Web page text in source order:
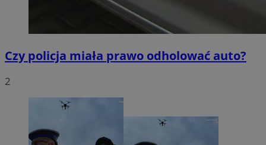
Czy policja miała prawo odholować auto?
2